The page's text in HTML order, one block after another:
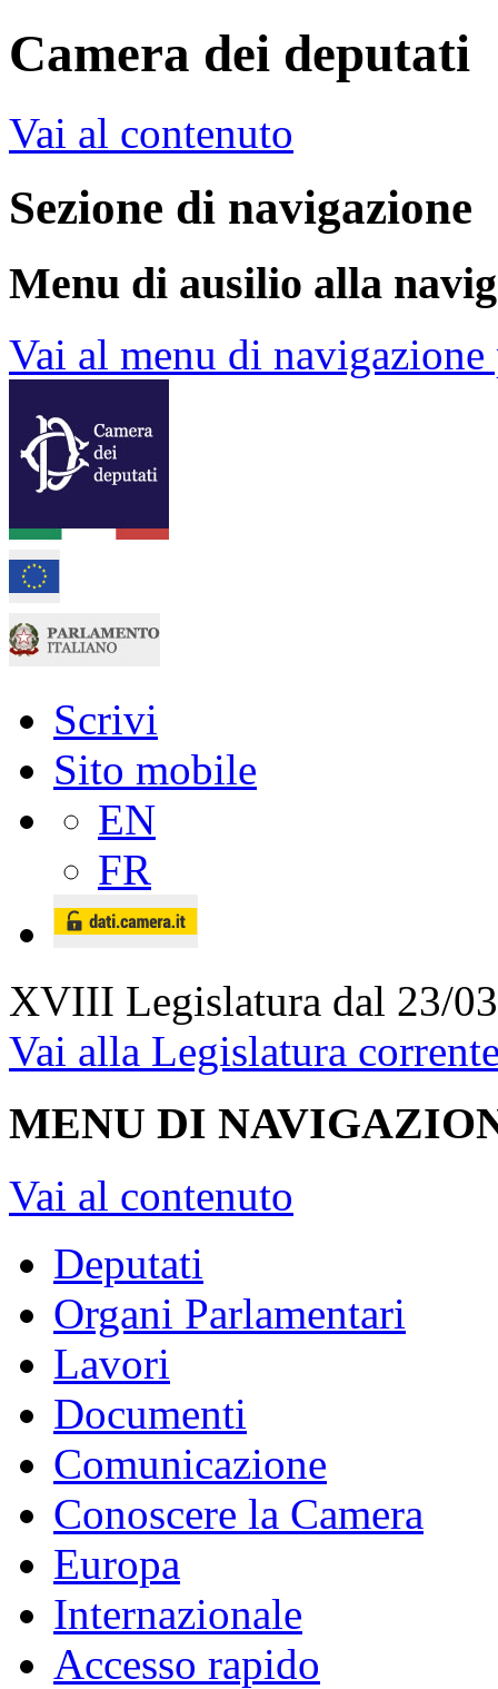
Camera dei deputati
Vai al contenuto
Sezione di navigazione
Menu di ausilio alla
Vai al menu di
Scrivi
Sito mobile
EN
FR
XVIII Legislatura dal 23/
Vai alla Legislatura
MENU DI
Vai al contenuto
Deputati
Organi Parlamentari
Lavori
Documenti
Comunicazione
Conoscere la Camera
Europa
Internazionale
Accesso rapido